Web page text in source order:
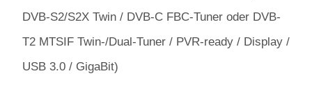
DVB-S2/S2X Twin / DVB-C FBC-Tuner oder DVB-
T2 MTSIF Twin-/Dual-Tuner / PVR-ready / Display /
USB 3.0 / GigaBit)